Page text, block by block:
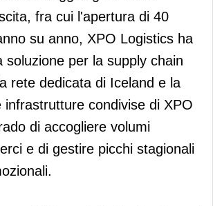
fra cui l'apertura di 40
su anno, XPO Logistics ha
soluzione per la supply chain
rete dedicata di Iceland e la
infrastrutture condivise di XPO
di accogliere volumi
e di gestire picchi stagionali